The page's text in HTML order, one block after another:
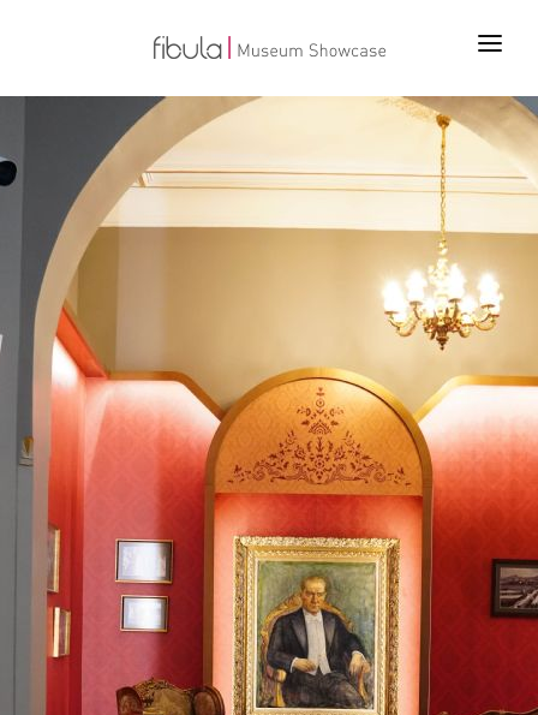
ANA SAYFA
PROJELER
ÜRÜNLER
TEKNOLOJİLER
BİZ KİMİZ
İLETİŞİM